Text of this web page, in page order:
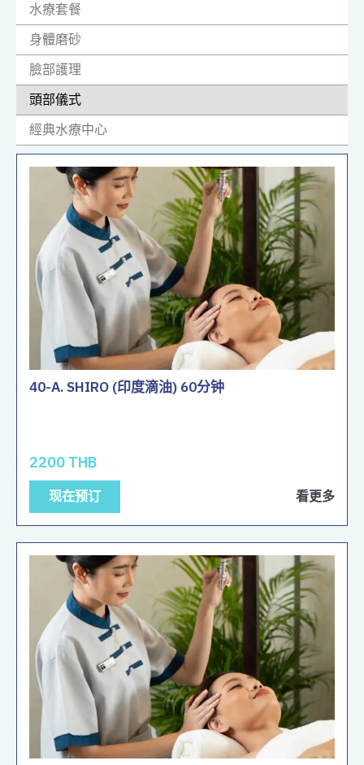
水療套餐
身體磨砂
臉部護理
頭部儀式
經典水療中心
40-A. SHIRO (印度滴油) 60分钟
2200 THB
现在预订 看更多